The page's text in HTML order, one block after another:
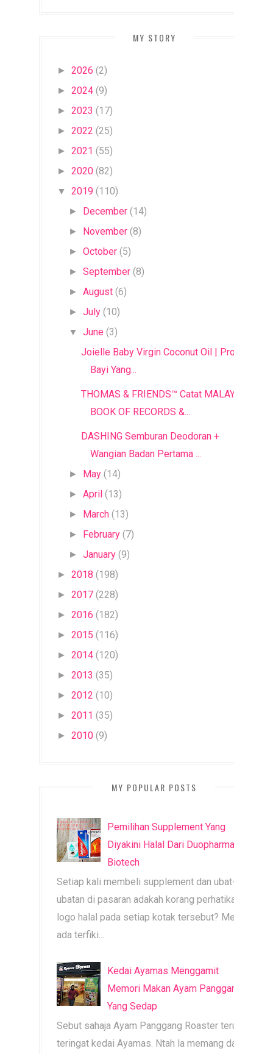
MY STORY
► 2026 (2)
► 2024 (9)
► 2023 (17)
► 2022 (25)
► 2021 (55)
► 2020 (82)
▼ 2019 (110)
► December (14)
► November (8)
►October (5)
►September (8)
►August (6)
►July (10)
▼ June (3)
Joielle Baby Virgin Coconut Oil | Produk
Bayi Yang...
THOMAS & FRIENDS™ Catat MALAYSIA
BOOK OF RECORDS &...
DASHING Semburan Deodoran +
Wangian Badan Pertama ...
► May (14)
►April (13)
► March (13)
► February (7)
►January (9)
► 2018 (198)
► 2017 (228)
► 2016 (182)
► 2015 (116)
► 2014 (120)
► 2013 (35)
► 2012 (10)
► 2011 (35)
► 2010 (9)
MY POPULAR POSTS
Pemilihan Supplement Yang
Diyakini Halal Dari Duopharma
Biotech
Setiap kali membeli supplement dan ubat-
ubatan di pasaran adakah korang perhatikan
logo halal pada setiap kotak tersebut? Mesti
ada terfiki...
Kedai Ayamas Menggamit
Memori Makan Ayam Panggang
Yang Sedap
Sebut sahaja Ayam Panggang Roaster terus
teringat kedai Ayamas. Ntah la memang dari